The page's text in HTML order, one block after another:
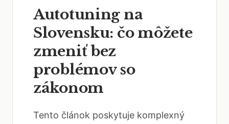
Autotuning na
Slovensku: čo môžete
zmeniť bez
problémov so
zákonom
Tento článok poskytuje komplexný